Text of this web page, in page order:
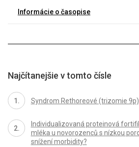
Informácie o časopise
Najčítanejšie v tomto čísle
Syndrom Rethoreové (trizomie 9p)
Individualizovaná proteinová
mléka u novorozenců s nízkou
snížení morbidity?